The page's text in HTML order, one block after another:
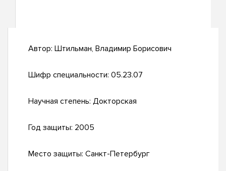
Автор: Штильман, Владимир Борисович
Шифр специальности: 05.23.07
Научная степень: Докторская
Год защиты: 2005
Место защиты: Санкт-Петербург